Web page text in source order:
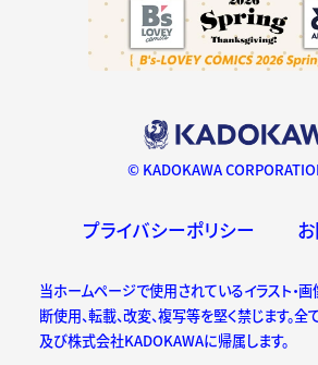
© KADOKAWA
プライバシーポリシー
当ホームページで使用されているイラスト・画
断使用、転載、改変、複写等を堅く禁じます。
及び株式会社KADOKAWAに帰属します。